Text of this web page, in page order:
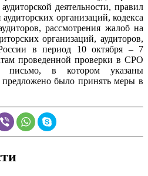
деятельности, правил
организаций, кодекса
рассмотрения жалоб на
организаций, аудиторов,
в период 10 октября – 7
проведенной проверки в СРО
в котором указаны
было принять меры в